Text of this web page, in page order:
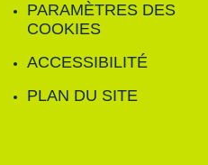
PARAMÈTRES DES
COOKIES
ACCESSIBILITÉ
PLAN DU SITE